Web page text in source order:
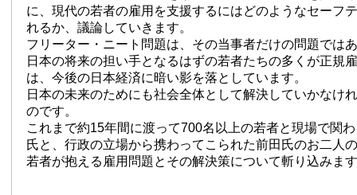
に、現代の若者の雇用を支援するにはどのようなセーフ
れるか、議論していきます。
フリーター・ニート問題は、その当事者だけの問題では
日本の将来の担い手となるはずの若者たちの多くが正規
は、今後の日本経済に暗い影を落としています。
日本の未来のためにも社会全体として解決していかなけ
のです。
これまで約15年間に渡って700名以上の若者と現場で関
氏と、行政の立場から携わってこられた前田氏のお二人
若者が抱える雇用問題とその解決策について斬り込みま